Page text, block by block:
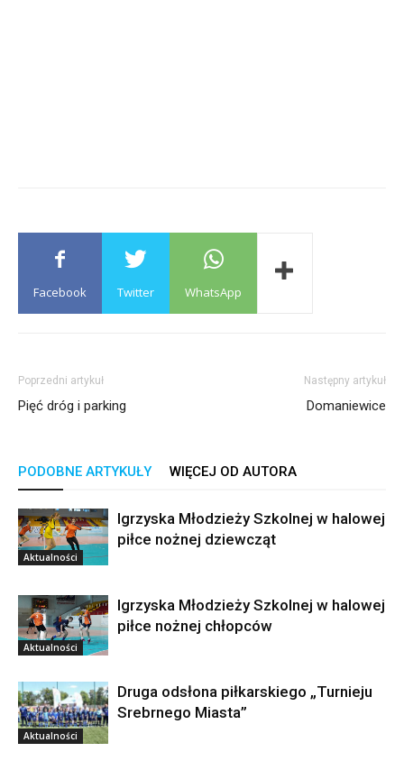
Facebook Twitter WhatsApp
Poprzedni artykuł
Pięć dróg i parking
Następny artykuł
Domaniewice
PODOBNE ARTYKUŁY WIĘCEJ OD AUTORA
Aktualności
Igrzyska Młodzieży Szkolnej w halowej
piłce nożnej dziewcząt
Aktualności
Igrzyska Młodzieży Szkolnej w halowej
piłce nożnej chłopców
Aktualności
Druga odsłona piłkarskiego „Turnieju
Srebrnego Miasta”